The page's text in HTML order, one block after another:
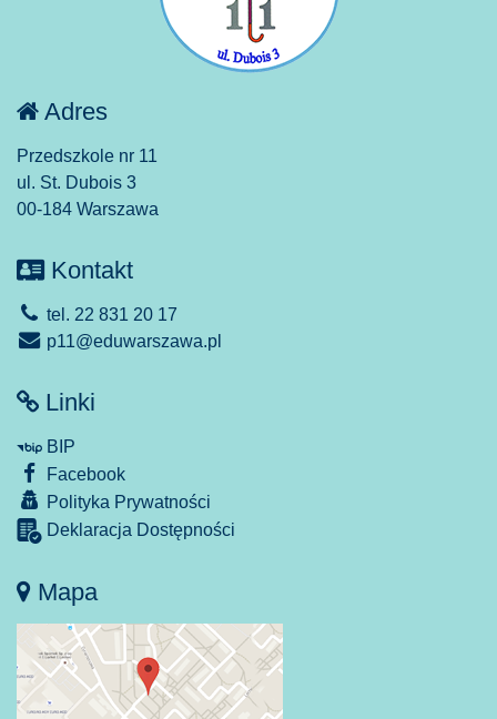
Adres
Przedszkole nr 11
ul. St. Dubois 3
00-184 Warszawa
Kontakt
tel. 22 831 20 17
p11@eduwarszawa.pl
Linki
BIP
Facebook
Polityka Prywatności
Deklaracja Dostępności
Mapa